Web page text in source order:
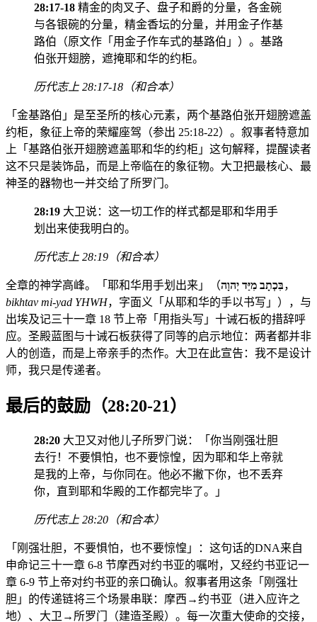
28:17-18 精金的肉叉子、盘子和爵的分量，各金碗
与各银碗的分量，精金香坛的分量，并用金子作基
路伯（原文作「用金子作车式的基路伯」）。基路
伯张开翅膀，遮掩耶和华的约柜。
历代志上 28:17-18（和合本）
「金基路伯」是至圣所的核心元素，两个基路伯张开翅膀遮盖
约柜，象征上帝的荣耀座驾（参出 25:18-22）。叙事者特意加
上「基路伯张开翅膀遮盖耶和华的约柜」这句解释，提醒读者
这不只是装饰品，而是上帝临在的象征物。大卫把最核心、最
神圣的器物也一并交给了所罗门。
28:19 大卫说：这一切工作的样式都是耶和华用手
划出来使我明白的。
历代志上 28:19（和合本）
全章的神学高峰。「耶和华用手划出来」（בִּכְתָב מִיַּד יְהוָה，
bikhtav mi-yad YHWH，字面义「从耶和华的手以书写」），与
出埃及记三十一章 18 节上帝「用指头写」十诫石板的措辞呼
应。圣殿蓝图与十诫石板获得了同等的启示地位：两者都并非
人的创造，而是上帝亲手的杰作。大卫在此宣告：我不是设计
师，我只是传递者。
最后的鼓励（28:20-21）
28:20 大卫又对他儿子所罗门说：「你当刚强壮胆
去行！不要惧怕，也不要惊惶，因为耶和华上帝就
是我的上帝，与你同在。他必不撇下你，也不丢弃
你，直到耶和华殿的工作都完毕了。」
历代志上 28:20（和合本）
「刚强壮胆，不要惧怕，也不要惊惶」：这句话的DNA来自
申命记三十一章 6-8 节摩西对约书亚的嘱咐，又经约书亚记一
章 6-9 节上帝对约书亚的亲口确认。叙事者用这条「刚强壮
胆」的传递链将三个场景串联：摩西→约书亚（进入应许之
地）、大卫→所罗门（建造圣殿）。每一次重大使命的交接，